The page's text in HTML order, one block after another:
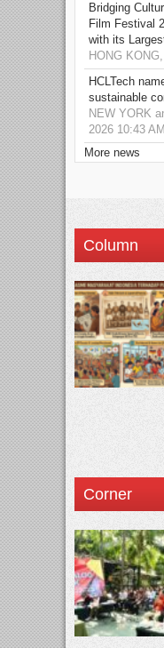
Bridging
Film Festival
with its
HONG
HCLTech
sustainable
NEW YORK
2026 10:43 AM
More news
Column
Corner